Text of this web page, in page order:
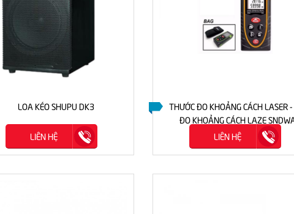
LOA KÉO SHUPU DK3
LIÊN HỆ
THƯỚC ĐO KHOẢNG CÁCH LASER
ĐO KHOẢNG CÁCH LAZE
LIÊN HỆ